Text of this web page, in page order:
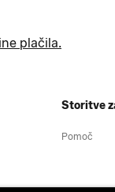
plačila.
Storitve
Pomoč